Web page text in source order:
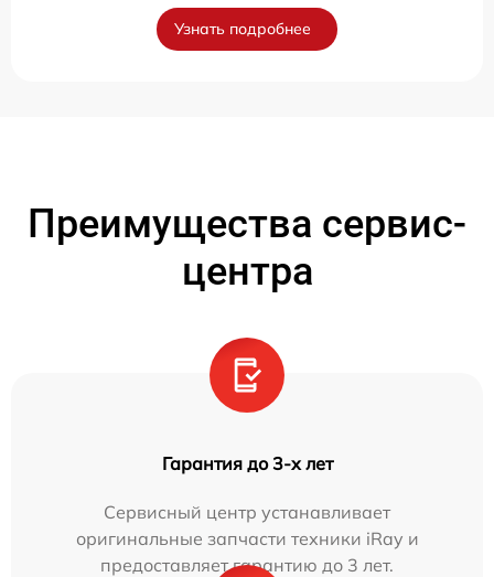
Узнать подробнее
Преимущества сервис-
центра
Гарантия до 3-х лет
Сервисный центр устанавливает
оригинальные запчасти техники iRay и
предоставляет гарантию до 3 лет.